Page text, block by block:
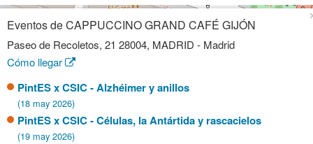
Eventos de CAPPUCCINO GRAND CAFÉ GIJÓN
Paseo de Recoletos, 21 28004, MADRID - Madrid
Cómo llegar
PintES x CSIC - Alzhéimer y anillos
(18 may 2026)
PintES x CSIC - Células, la Antártida y rascacielos
(19 may 2026)